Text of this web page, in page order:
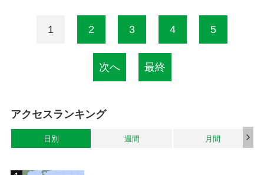
1 2 3 4 5
次へ 最終
アクセスランキング
日別 週間 月間